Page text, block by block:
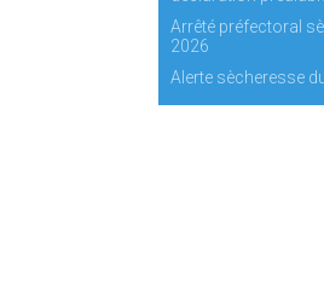
Arrêté préfectoral
2026
Alerte sècheresse